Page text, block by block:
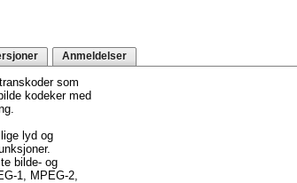
Anmeldelser
som
kodeker med
lyd og
bilde- og
1, MPEG-2,